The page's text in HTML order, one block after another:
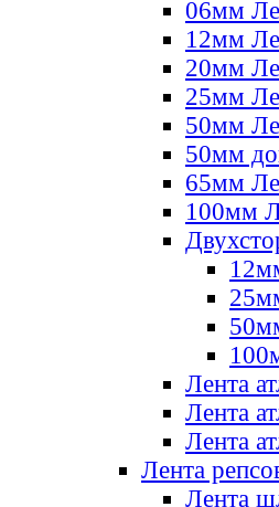
06мм
12мм
20мм
25мм
50мм
50мм
65мм
100мм
Лента
Лента
Лента
Лента
Лента